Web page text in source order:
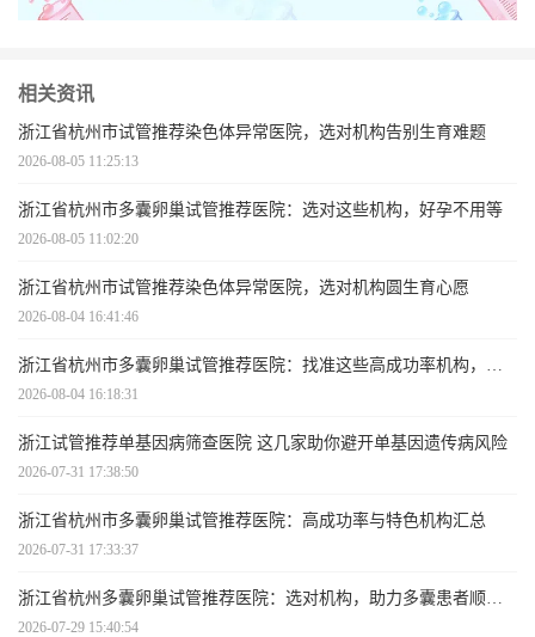
相关资讯
浙江省杭州市试管推荐染色体异常医院，选对机构告别生育难题
2026-08-05 11:25:13
浙江省杭州市多囊卵巢试管推荐医院：选对这些机构，好孕不用等
2026-08-05 11:02:20
浙江省杭州市试管推荐染色体异常医院，选对机构圆生育心愿
2026-08-04 16:41:46
2026-08-04 16:18:31
浙江试管推荐单基因病筛查医院 这几家助你避开单基因遗传病风险
2026-07-31 17:38:50
浙江省杭州市多囊卵巢试管推荐医院：高成功率与特色机构汇总
2026-07-31 17:33:37
2026-07-29 15:40:54